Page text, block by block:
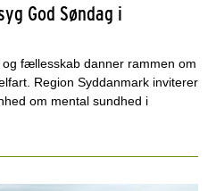
God Søndag i
fællesskab danner rammen om
Region Syddanmark inviterer
om mental sundhed i